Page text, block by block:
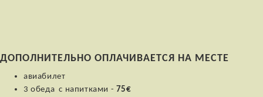
ДОПОЛНИТЕЛЬНО ОПЛАЧИВАЕТСЯ НА МЕСТЕ
авиабилет
3 обеда c напитками - 75€